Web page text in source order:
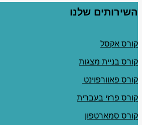
השירותים שלנו
קורס אקסל
קורס בניית מצגות
קורס פאוורפוינט
קורס פרזי בעברית
קורס סמארטפון